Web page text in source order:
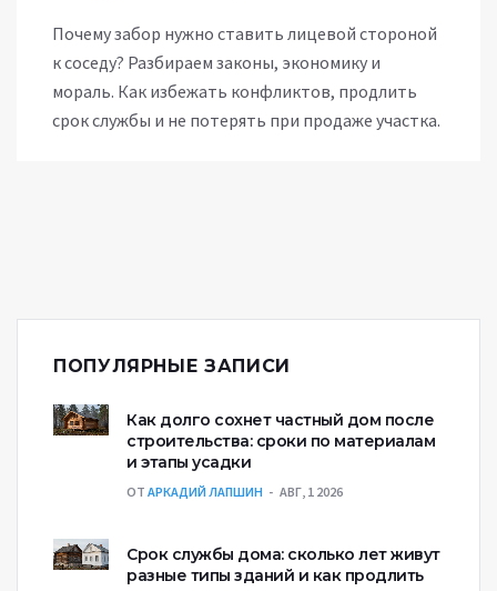
Почему забор нужно ставить лицевой стороной
к соседу? Разбираем законы, экономику и
мораль. Как избежать конфликтов, продлить
срок службы и не потерять при продаже участка.
ПОПУЛЯРНЫЕ ЗАПИСИ
Как долго сохнет частный дом после
строительства: сроки по материалам
и этапы усадки
ОТ АРКАДИЙ ЛАПШИН АВГ, 1 2026
Срок службы дома: сколько лет живут
разные типы зданий и как продлить